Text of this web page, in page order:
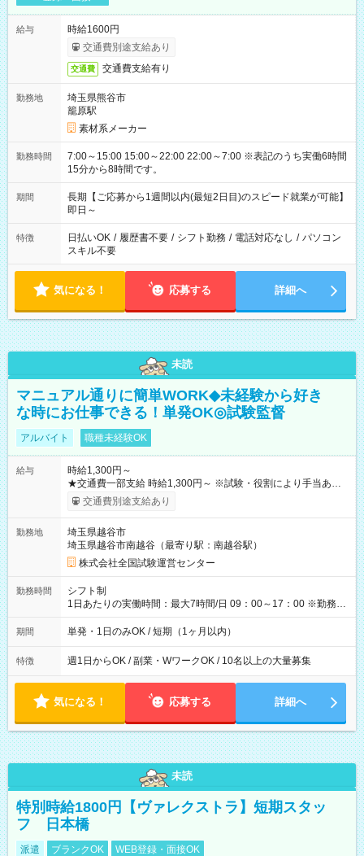
給与
時給1600円
交通費別途支給あり
交通費 交通費支給有り
勤務地
埼玉県熊谷市
籠原駅
素材系メーカー
勤務時間
7:00～15:00 15:00～22:00 22:00～7:00 ※表記のうち実働6時間
15分から8時間です。
期間
長期【ご応募から1週間以内(最短2日目)のスピード就業が可能】
即日～
特徴 日払いOK / 履歴書不要 / シフト勤務 / 電話対応なし / パソコン
スキル不要
気になる！ 応募する 詳細へ
未読
マニュアル通りに簡単WORK◆未経験から好き
な時にお仕事できる！単発OK◎試験監督
アルバイト 職種未経験OK
給与
時給1,300円～
★交通費一部支給 時給1,300円～ ※試験・役割により手当あり
※勤務回数により昇給あり 【即給（前払い）オプションあ
り！】 希望される場合、勤務から1週間ほどで給与の一部を受け
例】 ・河合塾模擬試験 8:30～17:30（休憩1時間） 時給1,300円
×8時間＝日収10,400円＋交通費 ※当日の役割により時給＋100
円の場合あり ・国家試験 7:00～13:30（休憩なし） 時給1,300
円（役割手当＋100円）×6時間＝日収8,400円＋交通費 【試用期
間】試用期間なし
交通費別途支給あり
勤務地
埼玉県越谷市
埼玉県越谷市南越谷（最寄り駅：南越谷駅）
株式会社全国試験運営センター
勤務時間
シフト制
1日あたりの実働時間：最大7時間/日 09：00～17：00 ※勤務時
間は 試験により異なります。
期間 単発・1日のみOK / 短期（1ヶ月以内）
特徴 週1日からOK / 副業・WワークOK / 10名以上の大量募集
気になる！ 応募する 詳細へ
未読
特別時給1800円【ヴァレクストラ】短期スタッ
フ 日本橋
派遣 ブランクOK WEB登録・面接OK